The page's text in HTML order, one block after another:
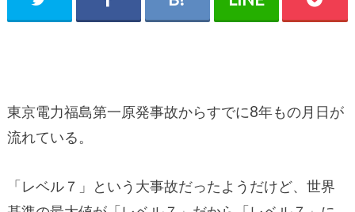
東京電力福島第一原発事故からすでに8年もの月日が
流れている。
「レベル７」という大事故だったようだけど、世界